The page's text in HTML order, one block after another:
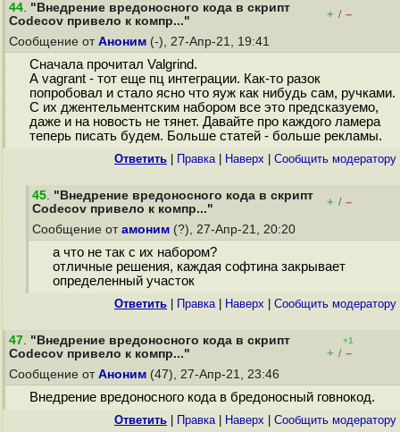
44. "Внедрение вредоносного кода в скрипт
Codecov привело к компр..."
+ / –
Сообщение от Аноним (-), 27-Апр-21, 19:41
Сначала прочитал Valgrind.
А vagrant - тот еще пц интеграции. Как-то разок
попробовал и стало ясно что яуж как нибудь сам, ручками.
С их джентельментским набором все это предсказуемо,
даже и на новость не тянет. Давайте про каждого ламера
теперь писать будем. Больше статей - больше рекламы.
Ответить Правка| Наверх Cообщить модератору
45. "Внедрение вредоносного кода в скрипт
Codecov привело к компр..."
+ / –
Сообщение от амоним (?), 27-Апр-21, 20:20
а что не так с их набором?
отличные решения, каждая софтина закрывает
определенный участок
Ответить Правка| Наверх Cообщить модератору
47. "Внедрение вредоносного кода в скрипт
Codecov привело к компр..."
+1
+ / –
Сообщение от Аноним (47), 27-Апр-21, 23:46
Внедрение вредоносного кода в бредоносный говнокод.
Ответить Правка| Наверх Cообщить модератору